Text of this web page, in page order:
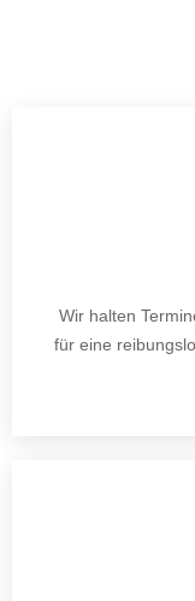
Wir halten
für eine